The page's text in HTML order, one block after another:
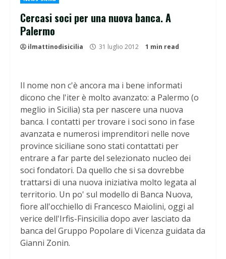
Cercasi soci per una nuova banca. A
Palermo
ilmattinodisicilia 31 luglio 2012 1 min read
Il nome non c'è ancora ma i bene informati
dicono che l'iter è molto avanzato: a Palermo (o
meglio in Sicilia) sta per nascere una nuova
banca. I contatti per trovare i soci sono in fase
avanzata e numerosi imprenditori nelle nove
province siciliane sono stati contattati per
entrare a far parte del selezionato nucleo dei
soci fondatori. Da quello che si sa dovrebbe
trattarsi di una nuova iniziativa molto legata al
territorio. Un po' sul modello di Banca Nuova,
fiore all'occhiello di Francesco Maiolini, oggi al
verice dell'Irfis-Finsicilia dopo aver lasciato da
banca del Gruppo Popolare di Vicenza guidata da
Gianni Zonin.